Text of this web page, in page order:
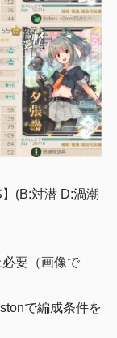
(B:対潜 D:渦潮
要（画像で
で編成条件を